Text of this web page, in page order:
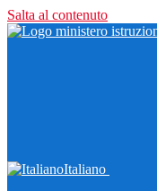
Salta al contenuto
Italiano